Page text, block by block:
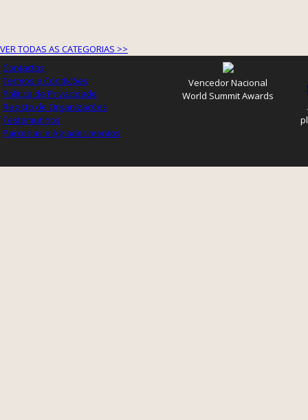
VER TODAS AS CATEGORIAS >>
Contactos
Termos e Condições
Política de Privacidade
Registo de Organizações
Testemunhos
Parcerias e Agradecimentos
Vencedor Nacional
World Summit Awards